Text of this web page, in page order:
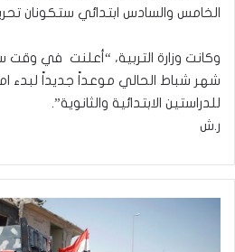
الخامس والسادس ابتدائي ستكونان
شهر شباط الحالي موعداً جديداً لبدء
للدراستين الابتدائية والثانوية”.
ر.ش